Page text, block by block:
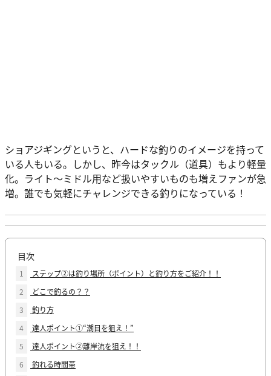
ショアジギングというと、ハードな釣りのイメージを持って
いる人もいる。しかし、昨今はタックル（道具）もより軽量
化。ライト～ミドル用など扱いやすいものも増えファンが急
増。誰でも気軽にチャレンジできる釣りになっている！
目次
1
ステップ②は釣り場所（ポイント）と釣り方をご紹介！！
2
どこで釣るの？？
3
釣り方
4
達人ポイント①“潮目を狙え！”
5
達人ポイント②離岸流を狙え！！
6
釣れる時間帯